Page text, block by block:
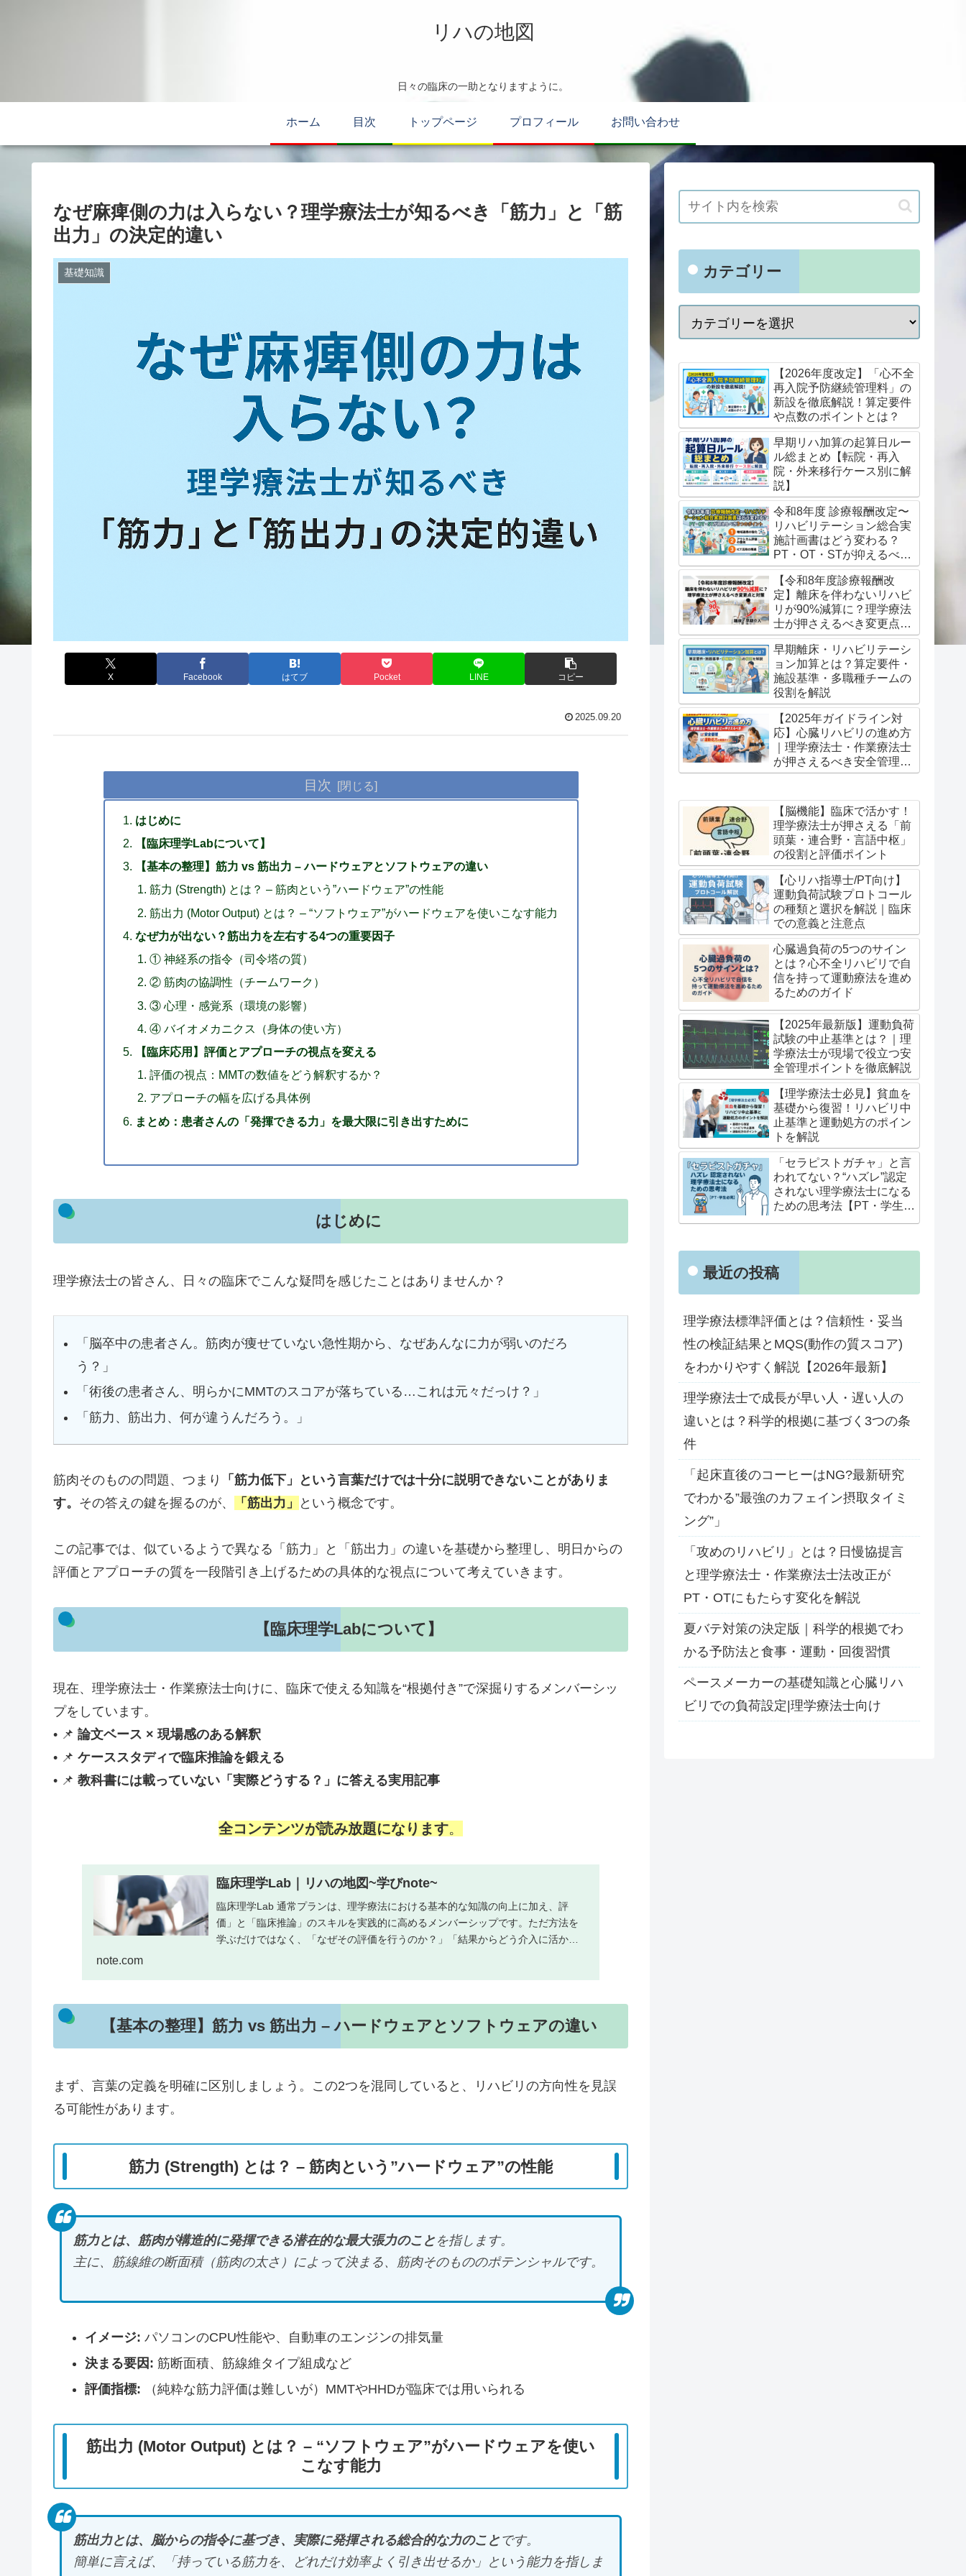
リハの地図
日々の臨床の一助となりますように。
ホーム 目次 トップページ プロフィール お問い合わせ
なぜ麻痺側の力は入らない？理学療法士が知るべき「筋力」と「筋
出力」の決定的違い
基礎知識
X Facebook はてブ Pocket LINE コピー
2025.09.20
目次
はじめに
【臨床理学Labについて】
【基本の整理】筋力 vs 筋出力 – ハードウェアとソフトウェアの違い
筋力 (Strength) とは？ – 筋肉という”ハードウェア”の性能
筋出力 (Motor Output) とは？ – “ソフトウェア”がハードウェアを使いこなす能力
なぜ力が出ない？筋出力を左右する4つの重要因子
① 神経系の指令（司令塔の質）
② 筋肉の協調性（チームワーク）
③ 心理・感覚系（環境の影響）
④ バイオメカニクス（身体の使い方）
【臨床応用】評価とアプローチの視点を変える
評価の視点：MMTの数値をどう解釈するか？
アプローチの幅を広げる具体例
まとめ：患者さんの「発揮できる力」を最大限に引き出すために
はじめに
理学療法士の皆さん、日々の臨床でこんな疑問を感じたことはありませんか？
「脳卒中の患者さん。筋肉が痩せていない急性期から、なぜあんなに力が弱いのだろ
う？」
「術後の患者さん、明らかにMMTのスコアが落ちている…これは元々だっけ？」
「筋力、筋出力、何が違うんだろう。」
筋肉そのものの問題、つまり
「筋力低下」という言葉だけでは十分に説明できないことがありま
す。 その答えの鍵を握るのが、 「筋出力」 という概念です。
この記事では、似ているようで異なる「筋力」と「筋出力」の違いを基礎から整理し、明日からの
評価とアプローチの質を一段階引き上げるための具体的な視点について考えていきます。
【臨床理学Labについて】
現在、理学療法士・作業療法士向けに、臨床で使える知識を“根拠付き”で深掘りするメンバーシッ
プをしています。
• 📌 論文ベース × 現場感のある解釈
• 📌 ケーススタディで臨床推論を鍛える
• 📌 教科書には載っていない「実際どうする？」に答える実用記事
全コンテンツが読み放題になります。
臨床理学Lab｜リハの地図~学びnote~
臨床理学Lab 通常プランは、理学療法における基本的な知識の向上に加え、評
価」と「臨床推論」のスキルを実践的に高めるメンバーシップです。ただ方法を
学ぶだけではなく、「なぜその評価を行うのか？」「結果からどう介入に活かす
note.com
【基本の整理】筋力 vs 筋出力 – ハードウェアとソフトウェアの違い
まず、言葉の定義を明確に区別しましょう。この2つを混同していると、リハビリの方向性を見誤
る可能性があります。
筋力 (Strength) とは？ – 筋肉という”ハードウェア”の性能
筋力とは、筋肉が構造的に発揮できる潜在的な最大張力のこと を指します。
主に、筋線維の断面積（筋肉の太さ）によって決まる、筋肉そのもののポテンシャルです。
イメージ: パソコンのCPU性能や、自動車のエンジンの排気量
決まる要因: 筋断面積、筋線維タイプ組成など
評価指標: （純粋な筋力評価は難しいが）MMTやHHDが臨床では用いられる
筋出力 (Motor Output) とは？ – “ソフトウェア”がハードウェアを使い
こなす能力
筋出力とは、脳からの指令に基づき、実際に発揮される総合的な力のこと です。
簡単に言えば、「持っている筋力を、どれだけ効率よく引き出せるか」という能力を指しま
カテゴリー
【2026年度改定】「心不全
再入院予防継続管理料」の
新設を徹底解説！算定要件
や点数のポイントとは？
早期リハ加算の起算日ルー
ル総まとめ【転院・再入
院・外来移行ケース別に解
説】
令和8年度 診療報酬改定〜
リハビリテーション総合実
施計画書はどう変わる？
PT・OT・STが抑えるべき
3つのポイント
【令和8年度診療報酬改
定】離床を伴わないリハビ
リが90%減算に？理学療法
士が押さえるべき変更点と
対策
早期離床・リハビリテーシ
ョン加算とは？算定要件・
施設基準・多職種チームの
役割を解説
【2025年ガイドライン対
応】心臓リハビリの進め方
｜理学療法士・作業療法士
が押さえるべき安全管理と
運動処方の実践ポイント
【脳機能】臨床で活かす！
理学療法士が押さえる「前
頭葉・連合野・言語中枢」
の役割と評価ポイント
【心リハ指導士/PT向け】
運動負荷試験プロトコール
の種類と選択を解説｜臨床
での意義と注意点
心臓過負荷の5つのサイン
とは？心不全リハビリで自
信を持って運動療法を進め
るためのガイド
【2025年最新版】運動負荷
試験の中止基準とは？｜理
学療法士が現場で役立つ安
全管理ポイントを徹底解説
【理学療法士必見】貧血を
基礎から復習！リハビリ中
止基準と運動処方のポイン
トを解説
「セラピストガチャ」と言
われてない？“ハズレ”認定
されない理学療法士になる
ための思考法【PT・学生必
最近の投稿
理学療法標準評価とは？信頼性・妥当
性の検証結果とMQS(動作の質スコア)
をわかりやすく解説【2026年最新】
理学療法士で成長が早い人・遅い人の
違いとは？科学的根拠に基づく3つの条
件
「起床直後のコーヒーはNG?最新研究
でわかる”最強のカフェイン摂取タイミ
ング”」
「攻めのリハビリ」とは？日慢協提言
と理学療法士・作業療法士法改正が
PT・OTにもたらす変化を解説
夏バテ対策の決定版｜科学的根拠でわ
かる予防法と食事・運動・回復習慣
ペースメーカーの基礎知識と心臓リハ
ビリでの負荷設定|理学療法士向け